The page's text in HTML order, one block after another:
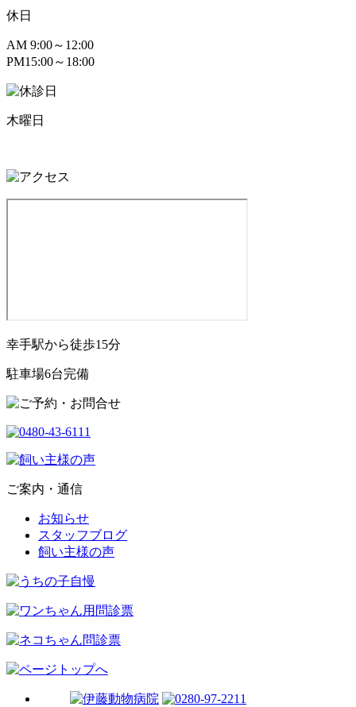
休日
AM 9:00～12:00
PM15:00～18:00
木曜日
幸手駅から徒歩15分
駐車場6台完備
ご案内・通信
お知らせ
スタッフブログ
飼い主様の声